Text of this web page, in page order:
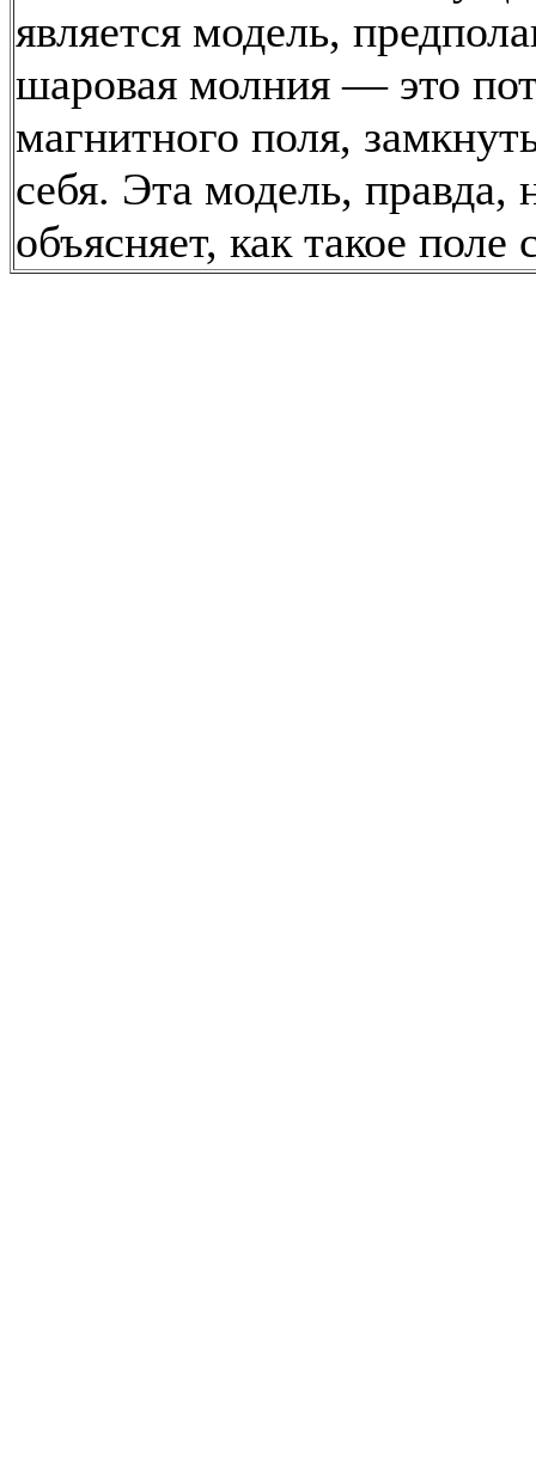
является модель,
шаровая молния — это
магнитного поля,
себя. Эта модель, правда,
объясняет, как такое поле